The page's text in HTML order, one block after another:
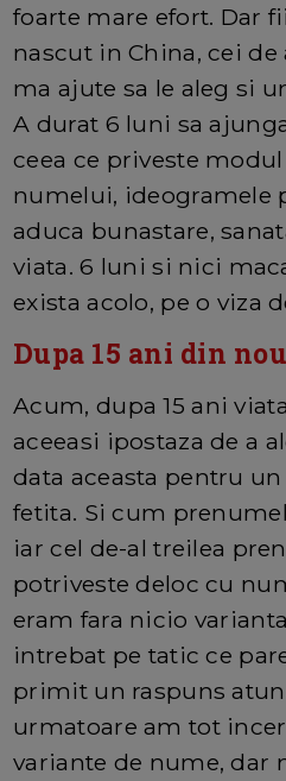
foarte mare efort. Dar
nascut in China, cei de
ma ajute sa le aleg si
A durat 6 luni sa
ceea ce priveste
numelui, ideogramele
aduca bunastare,
viata. 6 luni si nici
exista acolo, pe o viza
Dupa 15 ani din
Acum, dupa 15 ani
aceeasi ipostaza de a
data aceasta pentru
fetita. Si cum
iar cel de-al treilea
potriveste deloc cu
eram fara nicio
intrebat pe tatic ce
primit un raspuns
urmatoare am tot
variante de nume, dar